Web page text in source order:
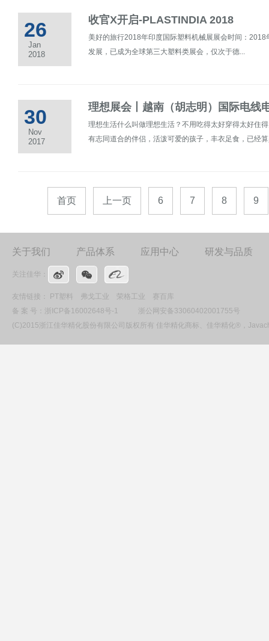
26
Jan
2018
收官X开启-PLASTINDIA 2018
美好的旅行2018年印度国际塑料机械展展会时间：
发展，已成为全球第三大塑料类展会，仅次于德...
30
Nov
2017
理想展会丨越南（胡志明）国际电线
理想生活什么叫做理想生活？不用吃得太好穿得太好住
有志同道合的伴侣，活泼可爱的孩子，丰衣足食，已经
首页 上一页 6 7 8 9
关于我们 产品体系 应用中心 研发与品质
关注佳华：
友情链接： PT塑料 弗戈工业 荣格工业
赛百库
备 案 号： 浙ICP备16002648号-1
浙公网安备33060402001755号
(C)2015浙江佳华精化股份有限公司版权所有 佳华精化商标、佳华精化®，